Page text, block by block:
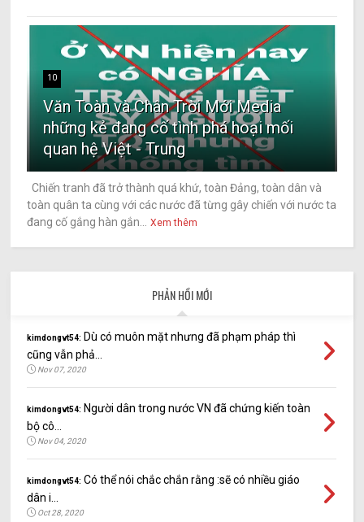
10
Văn Toàn và Chân Trời Mới Media
những kẻ đang cố tình phá hoại mối
quan hệ Việt - Trung
Chiến tranh đã trở thành quá khứ, toàn Đảng, toàn dân và
toàn quân ta cùng với các nước đã từng gây chiến với nước ta
đang cố gắng hàn gắn...
Xem thêm
PHẢN HỒI MỚI
kimdongvt54: Dù có muôn mặt nhưng đã phạm pháp thì
cũng vẫn phả...
Nov 07, 2020
kimdongvt54: Người dân trong nước VN đã chứng kiến toàn
bộ cô...
Nov 04, 2020
kimdongvt54: Có thể nói chắc chắn rằng :sẽ có nhiều giáo
dân i...
Oct 28, 2020